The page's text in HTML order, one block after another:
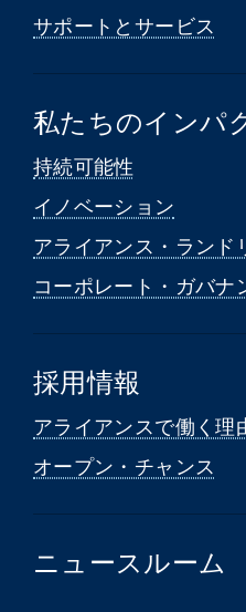
サポートとサービス
私たちのインパ
持続可能性
イノベーション
アライアンス・ランド
コーポレート・ガバナ
採用情報
アライアンスで働く理
オープン・チャンス
ニュースルーム